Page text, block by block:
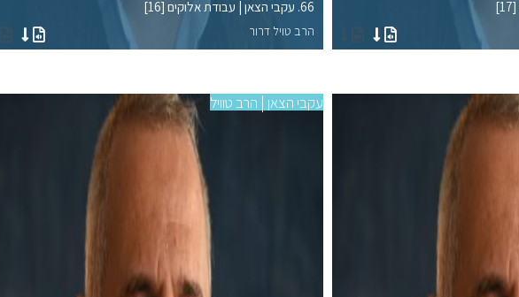
66. עקבי הצאן | עבודת אלוקים [16]
הרב טויל דרור
עקבי הצאן | הרב טוויל